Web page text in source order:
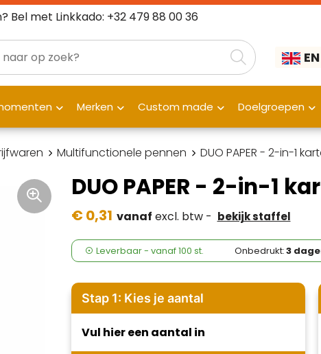
Bel met Linkkado: +32 479 88 00 36
EN
Merken Custom made Doelgroepen
Multifunctionele pennen DUO PAPER - 2-in-1
DUO PAPER - 2-in-1
€ 0,31 vanaf excl. btw - bekijk staffel
Leverbaar- vanaf100 st. Onbedrukt:3
Stap 1: Kies je aantal
Vul hier een aantal in